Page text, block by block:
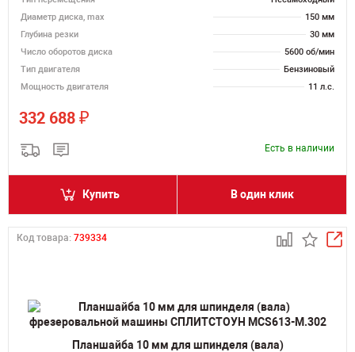
Диаметр диска, max
150 мм
Глубина резки
30 мм
Число оборотов диска
5600 об/мин
Тип двигателя
Бензиновый
Мощность двигателя
11 л.с.
332 688 ₽
Есть в наличии
Купить В один клик
Код товара: 739334
Планшайба 10 мм для шпинделя (вала)